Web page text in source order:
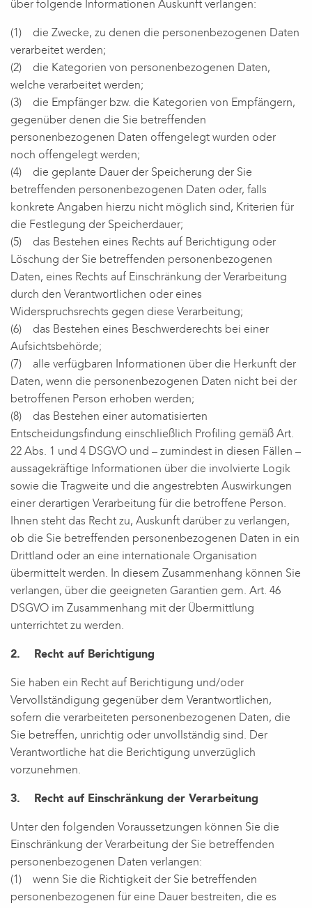
über folgende Informationen Auskunft verlangen:
(1) die Zwecke, zu denen die personenbezogenen Daten
verarbeitet werden;
(2) die Kategorien von personenbezogenen Daten,
welche verarbeitet werden;
(3) die Empfänger bzw. die Kategorien von Empfängern,
gegenüber denen die Sie betreffenden
personenbezogenen Daten offengelegt wurden oder
noch offengelegt werden;
(4) die geplante Dauer der Speicherung der Sie
betreffenden personenbezogenen Daten oder, falls
konkrete Angaben hierzu nicht möglich sind, Kriterien für
die Festlegung der Speicherdauer;
(5) das Bestehen eines Rechts auf Berichtigung oder
Löschung der Sie betreffenden personenbezogenen
Daten, eines Rechts auf Einschränkung der Verarbeitung
durch den Verantwortlichen oder eines
Widerspruchsrechts gegen diese Verarbeitung;
(6) das Bestehen eines Beschwerderechts bei einer
Aufsichtsbehörde;
(7) alle verfügbaren Informationen über die Herkunft der
Daten, wenn die personenbezogenen Daten nicht bei der
betroffenen Person erhoben werden;
(8) das Bestehen einer automatisierten
Entscheidungsfindung einschließlich Profiling gemäß Art.
22 Abs. 1 und 4 DSGVO und – zumindest in diesen Fällen –
aussagekräftige Informationen über die involvierte Logik
sowie die Tragweite und die angestrebten Auswirkungen
einer derartigen Verarbeitung für die betroffene Person.
Ihnen steht das Recht zu, Auskunft darüber zu verlangen,
ob die Sie betreffenden personenbezogenen Daten in ein
Drittland oder an eine internationale Organisation
übermittelt werden. In diesem Zusammenhang können Sie
verlangen, über die geeigneten Garantien gem. Art. 46
DSGVO im Zusammenhang mit der Übermittlung
unterrichtet zu werden.
2. Recht auf Berichtigung
Sie haben ein Recht auf Berichtigung und/oder
Vervollständigung gegenüber dem Verantwortlichen,
sofern die verarbeiteten personenbezogenen Daten, die
Sie betreffen, unrichtig oder unvollständig sind. Der
Verantwortliche hat die Berichtigung unverzüglich
vorzunehmen.
3. Recht auf Einschränkung der Verarbeitung
Unter den folgenden Voraussetzungen können Sie die
Einschränkung der Verarbeitung der Sie betreffenden
personenbezogenen Daten verlangen:
(1) wenn Sie die Richtigkeit der Sie betreffenden
personenbezogenen für eine Dauer bestreiten, die es